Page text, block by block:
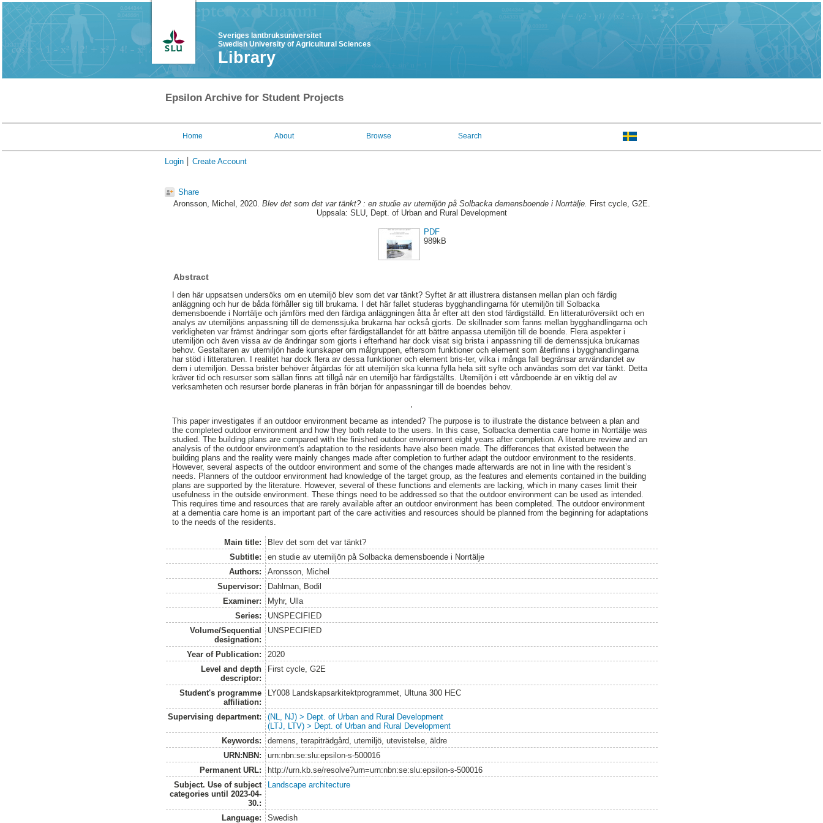
Sveriges lantbruksuniversitet
Swedish University of Agricultural Sciences
Library
Epsilon Archive for Student Projects
Home About Browse Search
Login Create Account
Share
Aronsson, Michel , 2020. Blev det som det var tänkt? : en studie av utemiljön på Solbacka demensboende i Norrtälje. First cycle, G2E.
Uppsala: SLU, Dept. of Urban and Rural Development
PDF
989kB
Abstract
I den här uppsatsen undersöks om en utemiljö blev som det var tänkt? Syftet är att illustrera distansen mellan plan och färdig
anläggning och hur de båda förhåller sig till brukarna. I det här fallet studeras bygghandlingarna för utemiljön till Solbacka
demensboende i Norrtälje och jämförs med den färdiga anläggningen åtta år efter att den stod färdigställd. En litteraturöversikt och en
analys av utemiljöns anpassning till de demenssjuka brukarna har också gjorts. De skillnader som fanns mellan bygghandlingarna och
verkligheten var främst ändringar som gjorts efter färdigställandet för att bättre anpassa utemiljön till de boende. Flera aspekter i
utemiljön och även vissa av de ändringar som gjorts i efterhand har dock visat sig brista i anpassning till de demenssjuka brukarnas
behov. Gestaltaren av utemiljön hade kunskaper om målgruppen, eftersom funktioner och element som återfinns i bygghandlingarna
har stöd i litteraturen. I realitet har dock flera av dessa funktioner och element bris-ter, vilka i många fall begränsar användandet av
dem i utemiljön. Dessa brister behöver åtgärdas för att utemiljön ska kunna fylla hela sitt syfte och användas som det var tänkt. Detta
kräver tid och resurser som sällan finns att tillgå när en utemiljö har färdigställts. Utemiljön i ett vårdboende är en viktig del av
verksamheten och resurser borde planeras in från början för anpassningar till de boendes behov.
This paper investigates if an outdoor environment became as intended? The purpose is to illustrate the distance between a plan and
the completed outdoor environment and how they both relate to the users. In this case, Solbacka dementia care home in Norrtälje was
studied. The building plans are compared with the finished outdoor environment eight years after completion. A literature review and an
analysis of the outdoor environment's adaptation to the residents have also been made. The differences that existed between the
building plans and the reality were mainly changes made after completion to further adapt the outdoor environment to the residents.
However, several aspects of the outdoor environment and some of the changes made afterwards are not in line with the resident’s
needs. Planners of the outdoor environment had knowledge of the target group, as the features and elements contained in the building
plans are supported by the literature. However, several of these functions and elements are lacking, which in many cases limit their
usefulness in the outside environment. These things need to be addressed so that the outdoor environment can be used as intended.
This requires time and resources that are rarely available after an outdoor environment has been completed. The outdoor environment
at a dementia care home is an important part of the care activities and resources should be planned from the beginning for adaptations
to the needs of the residents.
Main title:
Blev det som det var tänkt?
Subtitle:
en studie av utemiljön på Solbacka demensboende i Norrtälje
Authors:
Aronsson, Michel
Supervisor:
Dahlman, Bodil
Examiner:
Myhr, Ulla
Series:
UNSPECIFIED
Volume/Sequential
designation:
UNSPECIFIED
Year of Publication:
2020
Level and depth
descriptor:
First cycle, G2E
Student's programme
affiliation:
LY008 Landskapsarkitektprogrammet, Ultuna 300 HEC
Supervising department:
(NL, NJ) > Dept. of Urban and Rural Development
(LTJ, LTV) > Dept. of Urban and Rural Development
Keywords:
demens, terapiträdgård, utemiljö, utevistelse, äldre
URN:NBN:
urn:nbn:se:slu:epsilon-s-500016
Permanent URL:
http://urn.kb.se/resolve?urn=urn:nbn:se:slu:epsilon-s-500016
Subject. Use of subject
categories until 2023-04-
30.:
Landscape architecture
Language: Swedish